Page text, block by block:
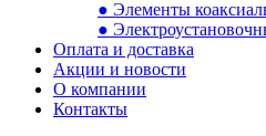
● Элементы
●
Оплата и доставка
Акции и новости
О компании
Контакты